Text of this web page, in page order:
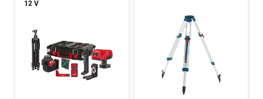
12 V